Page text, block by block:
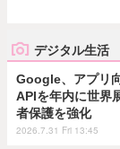
デジタル生活
Google、アプリ
APIを年内に世界
者保護を強化
2026.7.31 Fri 13:45